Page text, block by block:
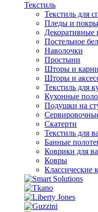
Текстиль
Текстиль для
Пледы и
Постельное
Наволочки
Простыни
Шторы и
Шторы и
Текстиль для
Кухонные
Подушки на
Скатерти
Текстиль для
Банные
Коврики для
Ковры
Классические